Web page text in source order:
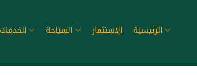
الخدمات السياحة الإستثمار الرئيسية